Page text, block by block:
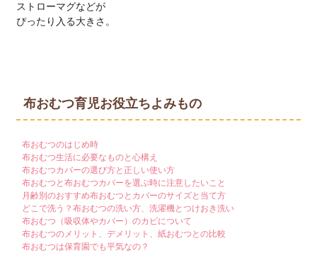
ストローマグなどが
ぴったり入る大きさ。
布おむつ育児お役立ちよみもの
布おむつのはじめ時
布おむつ生活に必要なものと心構え
布おむつカバーの選び方と正しい使い方
布おむつと布おむつカバーを選ぶ時に注意したいこと
月齢別のおすすめ布おむつとカバーのサイズと当て方
どこで洗う？布おむつの洗い方、洗濯機とつけおき洗い
布おむつ（吸収体やカバー）のカビについて
布おむつのメリット、デメリット、紙おむつとの比較
布おむつは保育園でも平気なの？